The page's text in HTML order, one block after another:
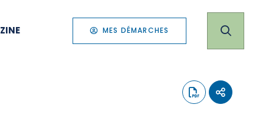
MES DÉMARCHES